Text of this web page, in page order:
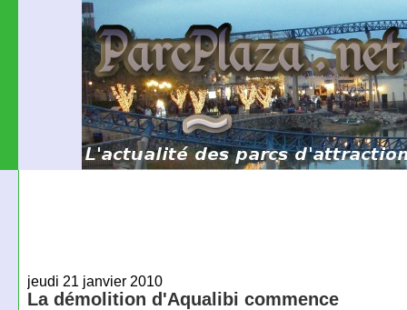
jeudi 21 janvier 2010
La démolition d'Aqualibi commence